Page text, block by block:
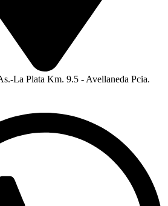
La Plata Km. 9.5 - Avellaneda Pcia.